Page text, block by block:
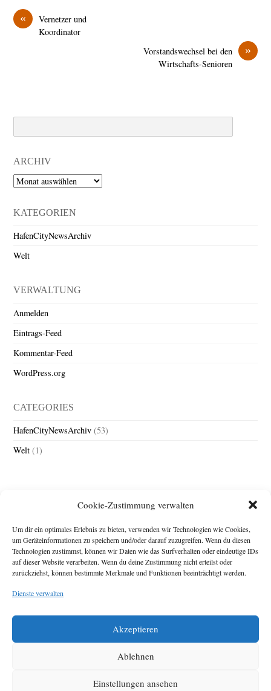
Cookie-Zustimmung verwalten
Um dir ein optimales Erlebnis zu bieten, verwenden wir Technologien wie Cookies,
um Geräteinformationen zu speichern und/oder darauf zuzugreifen. Wenn du diesen
Technologien zustimmst, können wir Daten wie das Surfverhalten oder eindeutige IDs
auf dieser Website verarbeiten. Wenn du deine Zustimmung nicht erteilst oder
zurückziehst, können bestimmte Merkmale und Funktionen beeinträchtigt werden.
Dienste verwalten
Akzeptieren
Ablehnen
Einstellungen ansehen
«
Vernetzer und
Koordinator
»
Vorstandswechsel bei den
Wirtschafts-Senioren
ARCHIV
Archiv
KATEGORIEN
HafenCityNewsArchiv
Welt
VERWALTUNG
Anmelden
Eintrags-Feed
Kommentar-Feed
WordPress.org
CATEGORIES
HafenCityNewsArchiv (53)
Welt (1)
Impressum
Michael Baden,
Diese Webseite stellt
zehn Jahre der